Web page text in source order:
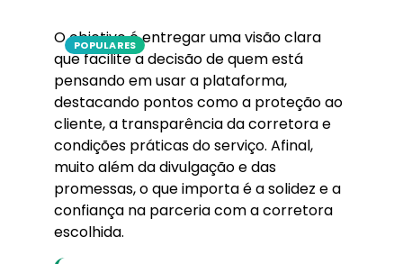
POPULARES
O objetivo é entregar uma visão clara
que facilite a decisão de quem está
pensando em usar a plataforma,
destacando pontos como a proteção ao
cliente, a transparência da corretora e
condições práticas do serviço. Afinal,
muito além da divulgação e das
promessas, o que importa é a solidez e a
confiança na parceria com a corretora
escolhida.